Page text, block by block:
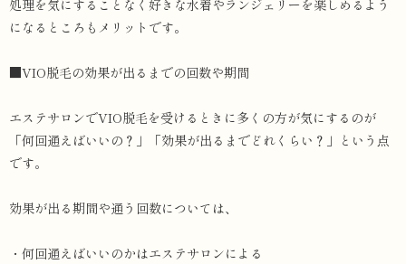
処理を気にすることなく好きな水着やランジェリーを楽しめるよう
になるところもメリットです。
■VIO脱毛の効果が出るまでの回数や期間
エステサロンでVIO脱毛を受けるときに多くの方が気にするのが
「何回通えばいいの？」「効果が出るまでどれくらい？」という点
です。
効果が出る期間や通う回数については、
・何回通えばいいのかはエステサロンによる